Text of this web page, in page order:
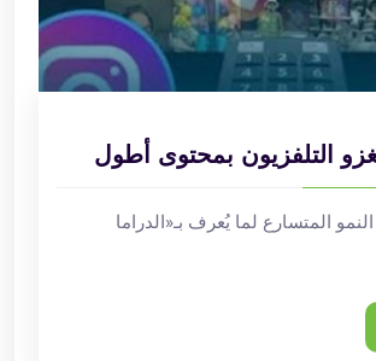
التلفزيون بمحتوى أطول
المتسارع لما يُعرف بـ«الدراما